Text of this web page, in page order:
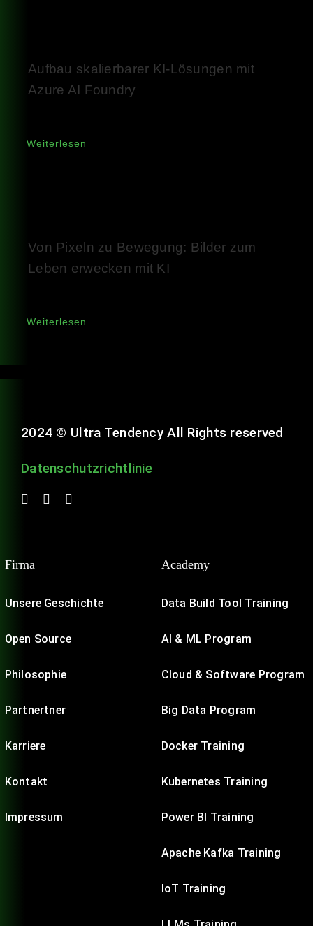
Aufbau skalierbarer KI-Lösungen mit
Azure AI Foundry
Weiterlesen
Von Pixeln zu Bewegung: Bilder zum
Leben erwecken mit KI
Weiterlesen
2024 © Ultra Tendency All Rights reserved
Datenschutzrichtlinie
Firma
Unsere Geschichte
Open Source
Philosophie
Partnertner
Karriere
Kontakt
Impressum
Academy
Data Build Tool Training
AI & ML Program
Cloud & Software Program
Big Data Program
Docker Training
Kubernetes Training
Power BI Training
Apache Kafka Training
IoT Training